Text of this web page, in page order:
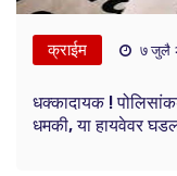
क्राईम ७ जुलै
धक्कादायक !
धमकी, या हायवेवर